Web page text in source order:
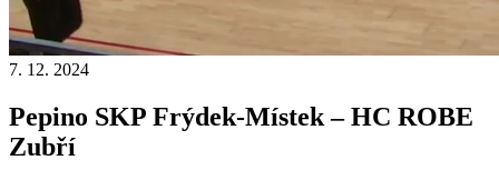
7. 12. 2024
Pepino SKP Frýdek-Místek – HC ROBE
Zubří